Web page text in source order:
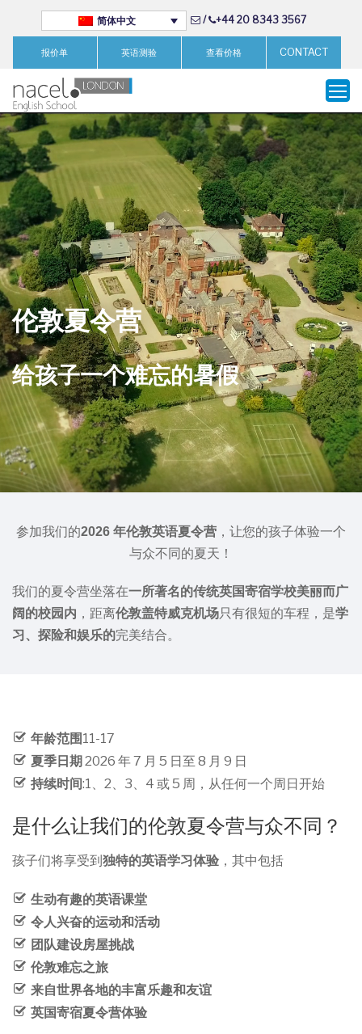
简体中文 / +44 20 8343 3567
报价单 英语测验 查看价格 CONTACT
伦敦夏令营
给孩子一个难忘的暑假
参加我们的2026 年伦敦英语夏令营 ，让您的孩子体验一个
与众不同的夏天！
我们的夏令营坐落在一所著名的传统英国寄宿学校美丽而广
阔的校园内 ，距离伦敦盖特威克机场只有很短的车程，是学
习、探险和娱乐的完美结合。
年龄范围11-17
夏季日期 2026 年 7 月 5 日至 8 月 9 日
持续时间:1、2、3、4 或 5 周，从任何一个周日开始
是什么让我们的伦敦夏令营与众不同？
孩子们将享受到独特的英语学习体验 ，其中包括
生动有趣的英语课堂
令人兴奋的运动和活动
团队建设房屋挑战
伦敦难忘之旅
来自世界各地的丰富乐趣和友谊
英国寄宿夏令营体验